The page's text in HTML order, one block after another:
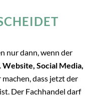
nur dann, wenn der
Website, Social Media,
machen, dass jetzt der
Der Fachhandel darf